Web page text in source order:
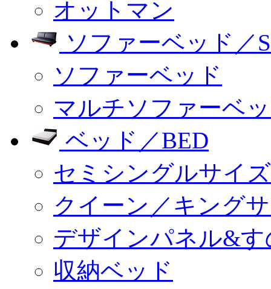
オットマン
ソファーベッド／
ソファーベッド
マルチソファーベ
ベッド／BED
セミシングルサイ
クイーン／キング
デザインパネル&
収納ベッド